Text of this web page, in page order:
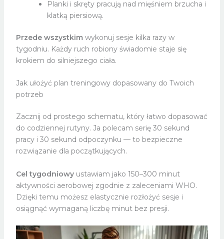
Planki i skręty pracują nad mięśniem brzucha i
klatką piersiową.
Przede wszystkimwykonuj sesje kilka razy w
tygodniu. Każdy ruch robiony świadomie staje się
krokiem do silniejszego ciała.
Jak ułożyć plan treningowy dopasowany do Twoich
potrzeb
Zacznij od prostego schematu, który łatwo dopasować
do codziennej rutyny. Ja polecam serię 30 sekund
pracy i 30 sekund odpoczynku — to bezpieczne
rozwiązanie dla początkujących.
Cel tygodniowyustawiam jako 150–300 minut
aktywności aerobowej zgodnie z zaleceniami WHO.
Dzięki temu możesz elastycznie rozłożyć sesje i
osiągnąć wymaganą liczbę minut bez presji.